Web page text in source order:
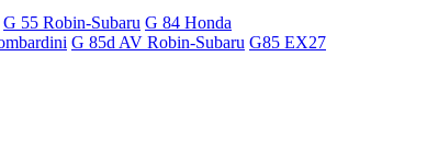
G 55 Robin-Subaru G 84 Honda
G 85d AV Robin-Subaru G85 EX27